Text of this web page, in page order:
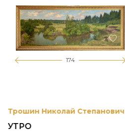
174
Трошин Николай Степанович
УТРО